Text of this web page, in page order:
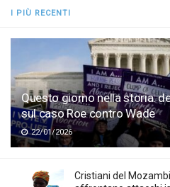
I PIÙ RECENTI
Questo giorno nella storia:
sul caso Roe contro Wade
22/01/2026
Cristiani del